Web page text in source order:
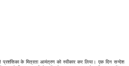
के मित्रता आमंत्रण को स्वीकार कर लिया। एक दिन सन्देश